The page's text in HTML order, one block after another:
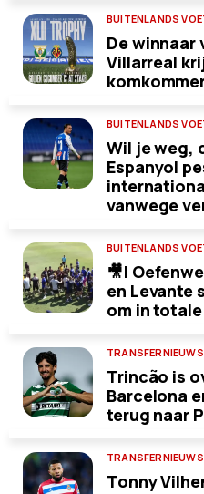
BUITENLANDS
De winnaar
Villarreal
BUITENLANDS
Wil je weg,
Espanyol
vanwege
BUITENLANDS
🎥|
en Levante
om in
TRANSFERNIEUWS
Trincão is
Barcelona
terug naar
TRANSFERNIEUWS
Tonny